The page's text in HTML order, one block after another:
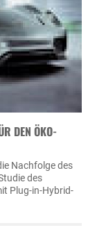
DEN ÖKO-
Nachfolge des
des
Plug-in-Hybrid-